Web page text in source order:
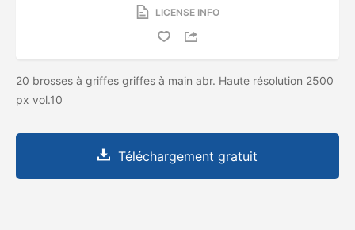
LICENSE INFO
20 brosses à griffes griffes à main abr. Haute résolution 2500
px vol.10
Téléchargement gratuit